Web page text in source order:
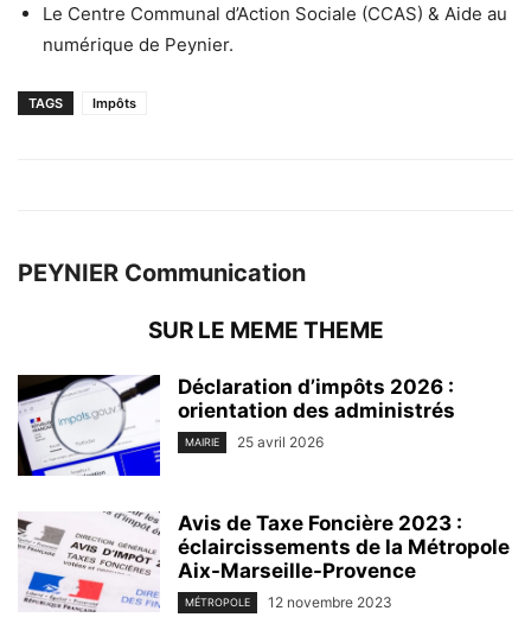
Le Centre Communal d’Action Sociale (CCAS) & Aide au
numérique de Peynier.
TAGS Impôts
PEYNIER Communication
SUR LE MEME THEME
Déclaration d’impôts 2026 :
orientation des administrés
MAIRIE 25 avril 2026
Avis de Taxe Foncière 2023 :
éclaircissements de la Métropole
Aix-Marseille-Provence
MÉTROPOLE 12 novembre 2023